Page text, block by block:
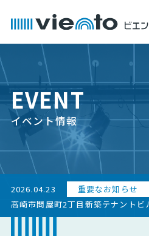
EVENT
イベント情報
2026.04.23
重要なお知らせ
高崎市問屋町2丁目新築テナントビ